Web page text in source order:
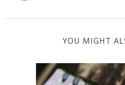
YOU MIGHT